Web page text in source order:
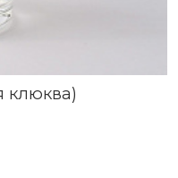
клюква)